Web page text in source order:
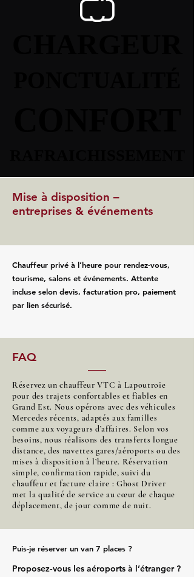
Mise à disposition –
entreprises & événements
Chauffeur privé à l’heure pour rendez‑vous,
tourisme, salons et événements. Attente
incluse selon devis, facturation pro, paiement
par lien sécurisé.
FAQ
Réservez un chauffeur VTC à Lapoutroie
pour des trajets confortables et fiables en
Grand Est. Nous opérons avec des véhicules
Mercedes récents, adaptés aux familles
comme aux voyageurs d’affaires. Selon vos
besoins, nous réalisons des transferts longue
distance, des navettes gares/aéroports ou des
mises à disposition à l’heure. Réservation
simple, confirmation rapide, suivi du
chauffeur et facture claire : Ghost Driver
met la qualité de service au cœur de chaque
déplacement, de jour comme de nuit.
Puis‑je réserver un van 7 places ?
Proposez‑vous les aéroports à l’étranger ?